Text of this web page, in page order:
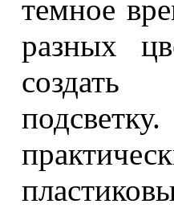
темное
разных